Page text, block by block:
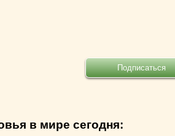
в мире сегодня: